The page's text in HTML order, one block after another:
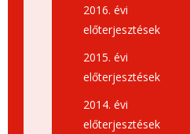
2016. évi
előterjesztések
2015. évi
előterjesztések
2014. évi
előterjesztések